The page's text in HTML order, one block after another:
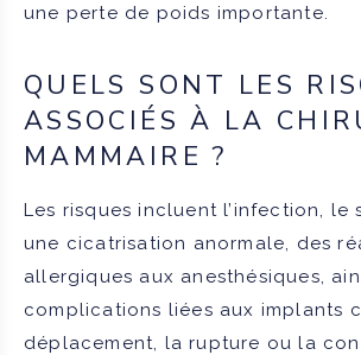
une perte de poids importante.
QUELS SONT LES
ASSOCIÉS À LA
MAMMAIRE ?
Les risques incluent l’infection, le
une cicatrisation anormale, des
allergiques aux anesthésiques,
complications liées aux implants
déplacement, la rupture ou la